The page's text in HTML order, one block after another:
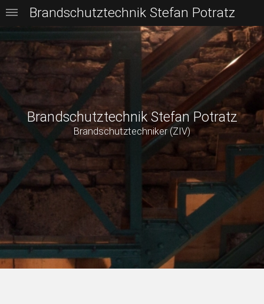
Brandschutztechnik Stefan Potratz
Brandschutztechniker (ZIV)
Brandschutztechnik Stefan Potratz